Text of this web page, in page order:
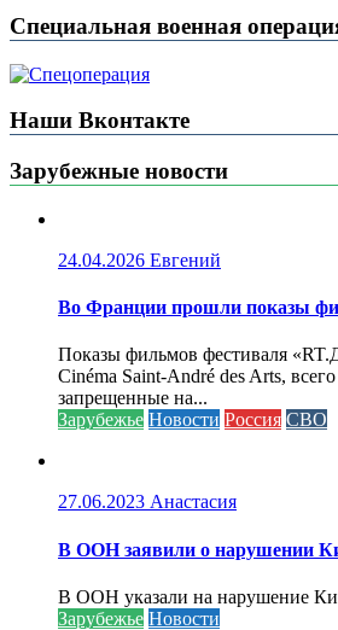
Специальная военная
Наши Вконтакте
Зарубежные новости
24.04.2026 Евгений
Во Франции прошли показы
Показы фильмов фестиваля
Cinéma Saint-André des Arts,
запрещенные на...
Зарубежье Новости Россия СВО
27.06.2023 Анастасия
В ООН заявили о нарушении
В ООН указали на нарушение
Зарубежье Новости